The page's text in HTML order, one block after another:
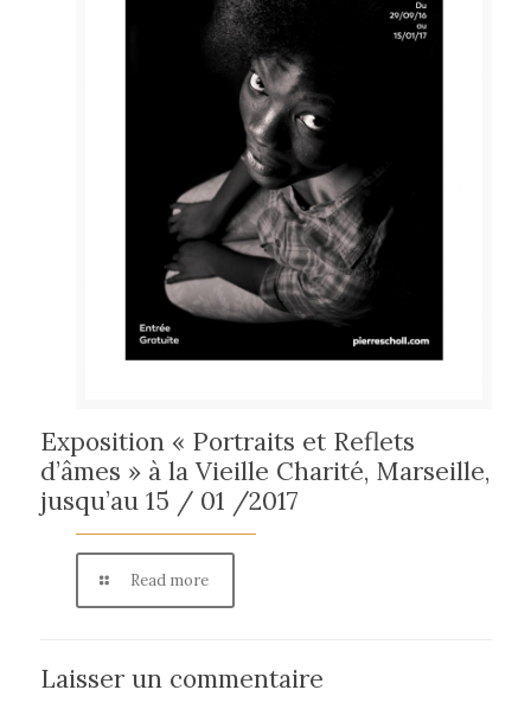
Exposition « Portraits et Reflets
d’âmes » à la Vieille Charité, Marseille,
jusqu’au 15 / 01 /2017
Read more
Laisser un commentaire